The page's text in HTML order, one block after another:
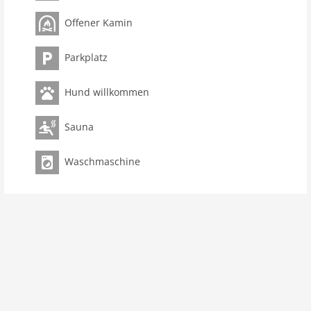
Hinweis: Ferienhaus mit Sauna und Jacuzzi im BALTIC
VILLAGE
Junggesellenabschieden und Trinkfeiern ist in diesem
Haus verbotenNichtraucher-Unterkunft.nicht geeignet
für Personen mit eingeschränkter Mobilität.
Parterre: (offene Küche(Kochplatte(4 Kochplatten,
Ceranfeld), Wasserkocher, Toaster, Kaffeemaschine,
Backofen, Mikrowelle, Spülmaschine, Kühlschrank,
Mixer), Wohn/Esszimmer(Doppelschlafcouch, TV,
Esstisch, Kaminofen, Stereoanlage),
Offener Kamin
Parkplatz
Hund willkommen
Sauna
Waschmaschine